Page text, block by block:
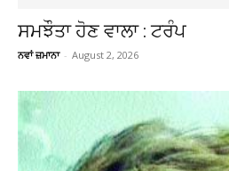
ਸਮਝੌਤਾ ਹੋਣ ਵਾਲਾ : ਟਰੰਪ
ਨਵਾਂ ਜ਼ਮਾਨਾ - August 2, 2026